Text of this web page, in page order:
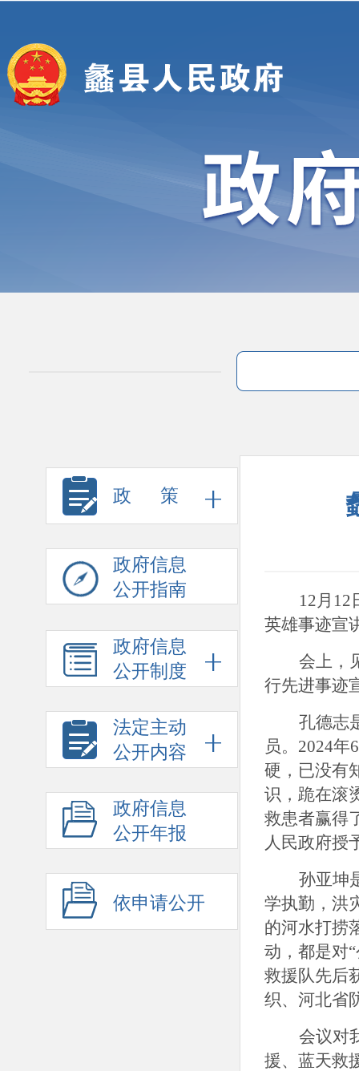
政 策
政府信息
公开指南
政府信息
公开制度
法定主动
公开内容
政府信息
公开年报
依申请公开
12月12
英雄事迹宣
会上，
行先进事迹
孔德志
员。 2024年
硬，已没有
识，跪在滚
救患者赢得
人民政府授
孙亚坤
学执勤，洪
的河水打捞
动，都是对
救援队先后
织、河北省
会议对
援、蓝天救